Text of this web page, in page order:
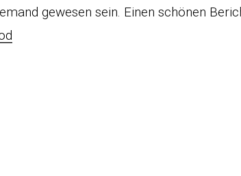
gewesen sein. Einen schönen